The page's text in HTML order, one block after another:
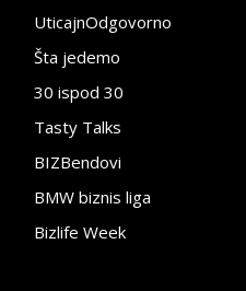
UticajnOdgovorno
Šta jedemo
30 ispod 30
Tasty Talks
BIZBendovi
BMW biznis liga
Bizlife Week